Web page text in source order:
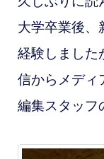
大学卒業後、
経験しました
信から メディ
編集スタッフ